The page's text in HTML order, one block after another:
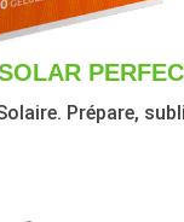
Prépare,